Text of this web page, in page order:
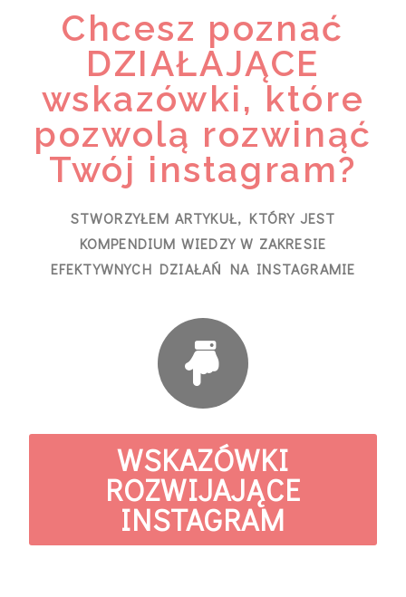
Chcesz poznać
DZIAŁAJĄCE
wskazówki, które
pozwolą rozwinąć
Twój instagram?
STWORZYŁEM ARTYKUŁ, KTÓRY JEST
KOMPENDIUM WIEDZY W ZAKRESIE
EFEKTYWNYCH DZIAŁAŃ NA INSTAGRAMIE
WSKAZÓWKI
ROZWIJAJĄCE
INSTAGRAM